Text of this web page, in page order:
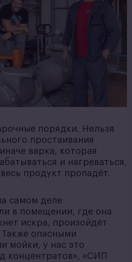
порядки. Нельзя
простаивания
варка, которая
и нагреваться,
продукт пропадёт.
самом деле
в помещении, где она
искра, произойдёт
опасными
мойки, у нас это
концентратов», «СИП